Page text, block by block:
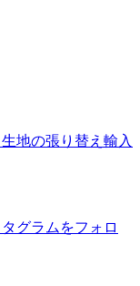
生地の張り替え 輸入